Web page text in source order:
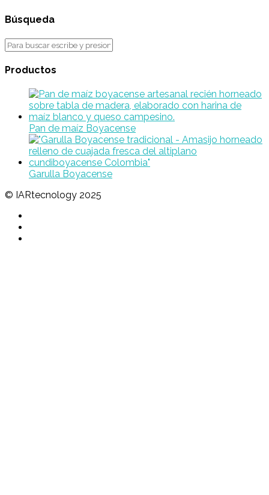
Búsqueda
Productos
Pan de maíz Boyacense
Garulla Boyacense
© IARtecnology 2025